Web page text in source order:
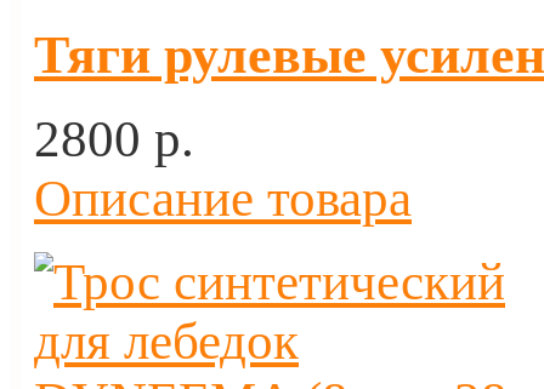
Тяги рулевые
2800 p.
Описание товара